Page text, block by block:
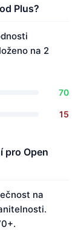
Plus?
na 2
70
15
pro Open
na